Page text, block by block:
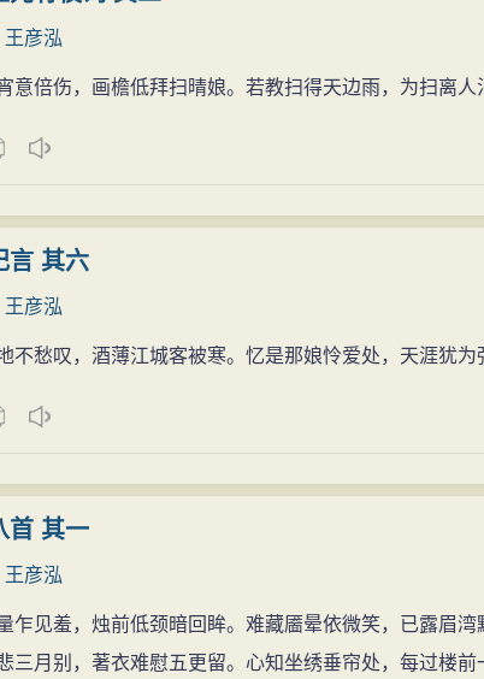
王彦泓
意倍伤，画檐低拜扫晴娘。若教扫得天边雨，为扫离人
言 其六
王彦泓
不愁叹，酒薄江城客被寒。忆是那娘怜爱处，天涯犹为
首 其一
王彦泓
乍见羞，烛前低颈暗回眸。难藏靥晕依微笑，已露眉湾
三月别，著衣难慰五更留。心知坐绣垂帘处，每过楼前